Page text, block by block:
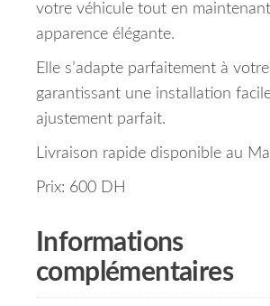
votre véhicule tout en
apparence élégante.
Elle s’adapte parfaitement à
garantissant une installation
ajustement parfait.
Livraison rapide disponible au
Prix: 600 DH
Informations
complémentaires